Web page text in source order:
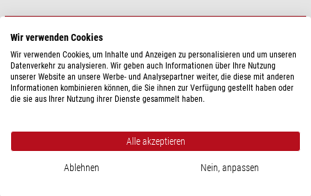
Netzteil an. Die Beleuchtungshelligkeit ist einstellbar, ändert sich mit jedem
Druck auf die Einschalttaste.
Das Vergrößerungsglas lässt sich per Kopfband am Kopf befestigen – so
bleiben Ihre Hände für die Arbeit frei. Zu möglichen Anwendungsgebieten
zählen Näharbeiten, Modellbau, Mikroelektronik, Reparatur technischer
Kleinteile, Schmuckreparaturen und Kunstbegutachtung.
Kopflupe
5 austauschbare Linsen
Leistung
Linsendurchmesser (mm)
100x43
Linsenmaterial
Kunststoff
Vergrößerung (-fach)
Besonderheiten
Wir verwenden Cookies
Wir verwenden Cookies, um Inhalte und Anzeigen zu personalisieren und um unseren
Datenverkehr zu analysieren. Wir geben auch Informationen über Ihre Nutzung
unserer Website an unsere Werbe- und Analysepartner weiter, die diese mit anderen
Informationen kombinieren können, die Sie ihnen zur Verfügung gestellt haben oder
die sie aus Ihrer Nutzung ihrer Dienste gesammelt haben.
Alle akzeptieren
Ablehnen Nein, anpassen